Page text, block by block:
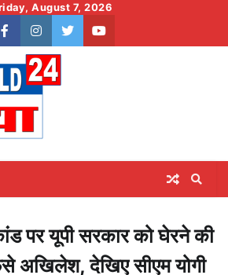
August 7, 2026
facebookinstagram
twitteryoutube
पर यूपी सरकार को घेरने की
अखिलेश, देखिए सीएम योगी